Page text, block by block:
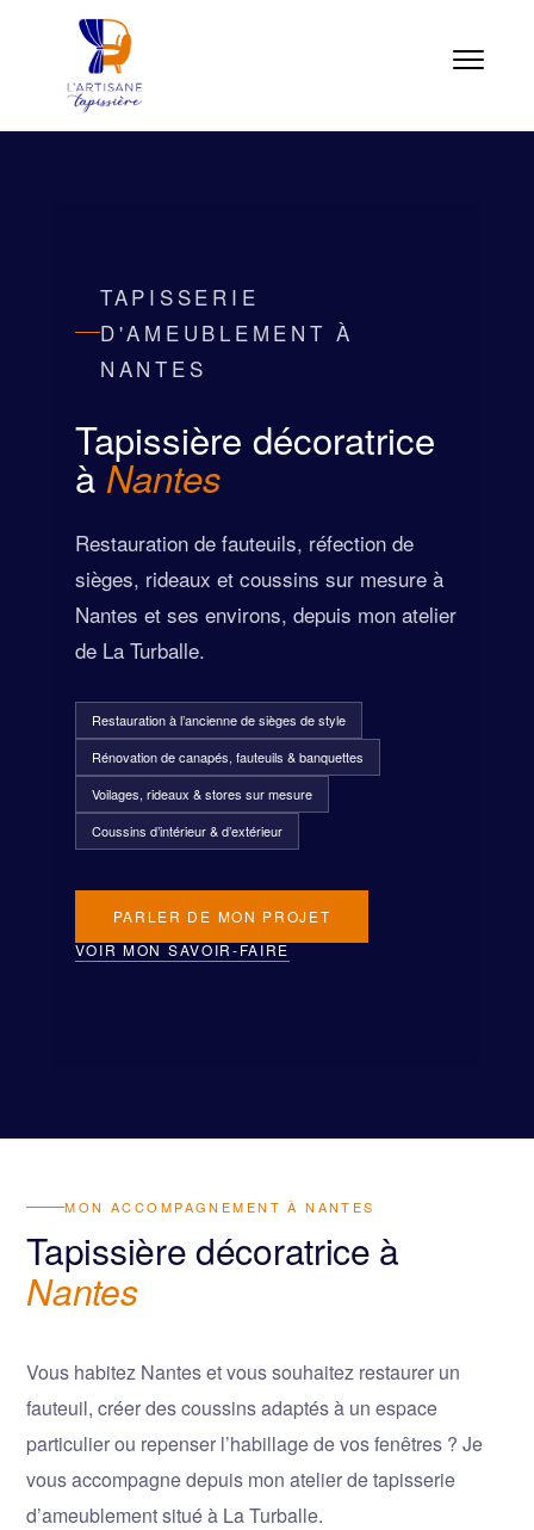
TAPISSERIE
D'AMEUBLEMENT À
NANTES
Tapissière décoratrice
à Nantes
Restauration de fauteuils, réfection de
sièges, rideaux et coussins sur mesure à
Nantes et ses environs, depuis mon atelier
de La Turballe.
Restauration à l’ancienne de sièges de style
Rénovation de canapés, fauteuils & banquettes
Voilages, rideaux & stores sur mesure
Coussins d’intérieur & d’extérieur
PARLER DE MON PROJET
VOIR MON SAVOIR-FAIRE
MON ACCOMPAGNEMENT À NANTES
Tapissière décoratrice à
Nantes
Vous habitez Nantes et vous souhaitez restaurer un
fauteuil, créer des coussins adaptés à un espace
particulier ou repenser l’habillage de vos fenêtres ? Je
vous accompagne depuis mon atelier de tapisserie
d’ameublement situé à La Turballe.